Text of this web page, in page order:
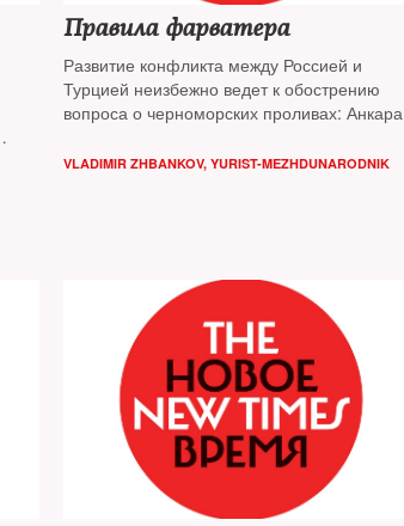
Правила фарватера
Развитие конфликта между Россией и
Турцией неизбежно ведет к обострению
вопроса о черноморских проливах: Анкара
через Босфор и Дарданеллы
VLADIMIR ZHBANKOV, YURIST-MEZHDUNARODNIK